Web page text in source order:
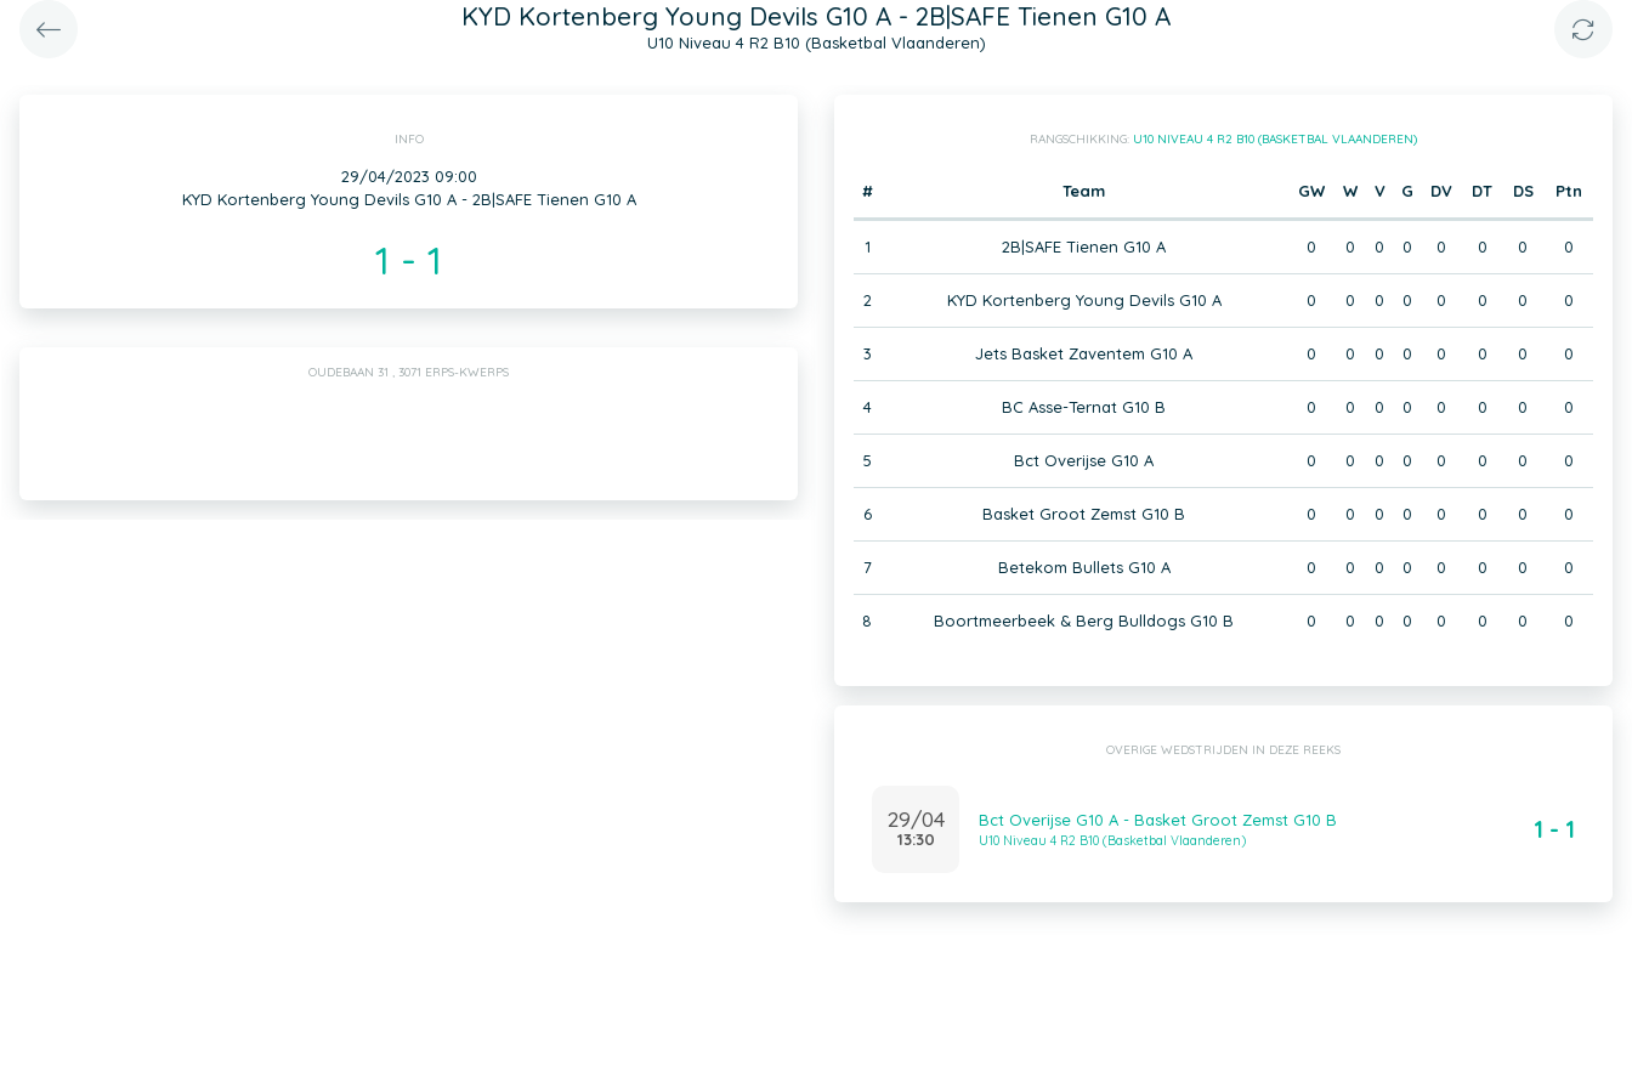
KYD Kortenberg Young Devils G10 A - 2B|SAFE Tienen G10 A
U10 Niveau 4 R2 B10 (Basketbal Vlaanderen)
INFO
29/04/2023 09:00
KYD Kortenberg Young Devils G10 A - 2B|SAFE Tienen G10 A
1 - 1
OUDEBAAN 31 , 3071 ERPS-KWERPS
RANGSCHIKKING: U10 NIVEAU 4 R2 B10 (BASKETBAL VLAANDEREN)
# Team GW W V G DV DT DS Ptn
1 2B|SAFE Tienen G10 A 0 0 0 0 0 0 0 0
2 KYD Kortenberg Young Devils G10 A 0 0 0 0 0 0 0 0
3 Jets Basket Zaventem G10 A 0 0 0 0 0 0 0 0
4 BC Asse-Ternat G10 B 0 0 0 0 0 0 0 0
5 Bct Overijse G10 A 0 0 0 0 0 0 0 0
6 Basket Groot Zemst G10 B 0 0 0 0 0 0 0 0
7 Betekom Bullets G10 A 0 0 0 0 0 0 0 0
8 Boortmeerbeek & Berg Bulldogs G10 B 0 0 0 0 0 0 0 0
OVERIGE WEDSTRIJDEN IN DEZE REEKS
29/04
13:30
Bct Overijse G10 A - Basket Groot Zemst G10 B
U10 Niveau 4 R2 B10 (Basketbal Vlaanderen) 1 - 1